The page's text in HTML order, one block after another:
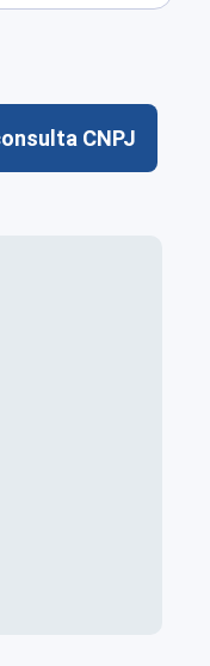
CNPJ